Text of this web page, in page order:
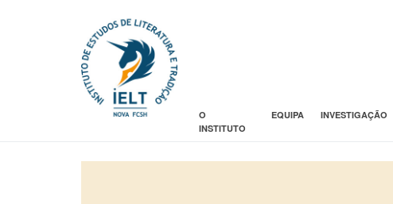
O
INSTITUTO
EQUIPA INVESTIGAÇÃO